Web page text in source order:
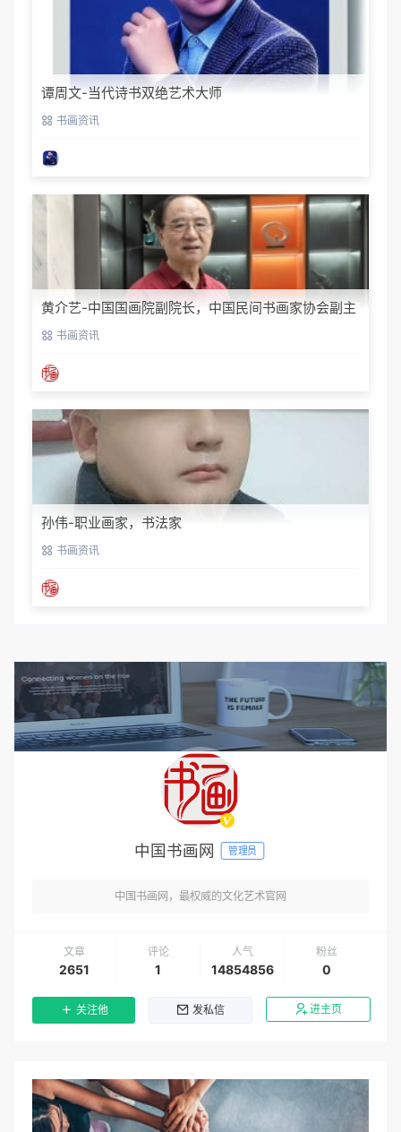
谭周文-当代诗书双绝艺术大师
书画资讯
黄介艺-中国国画院副院长，中国民间书画家协会副主
席 书画资讯
孙伟-职业画家，书法家
书画资讯
中国书画网 管理员
中国书画网，最权威的文化艺术官网
文章
2651
评论
1
人气
14854856
粉丝
0
关注他 发私信 进主页